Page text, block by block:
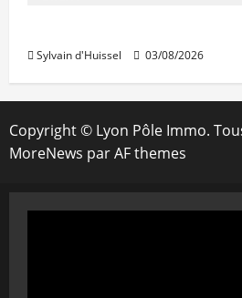
Sylvain d'Huissel 03/08/2026
Copyright © Lyon Pôle Immo.
MoreNews par AF themes